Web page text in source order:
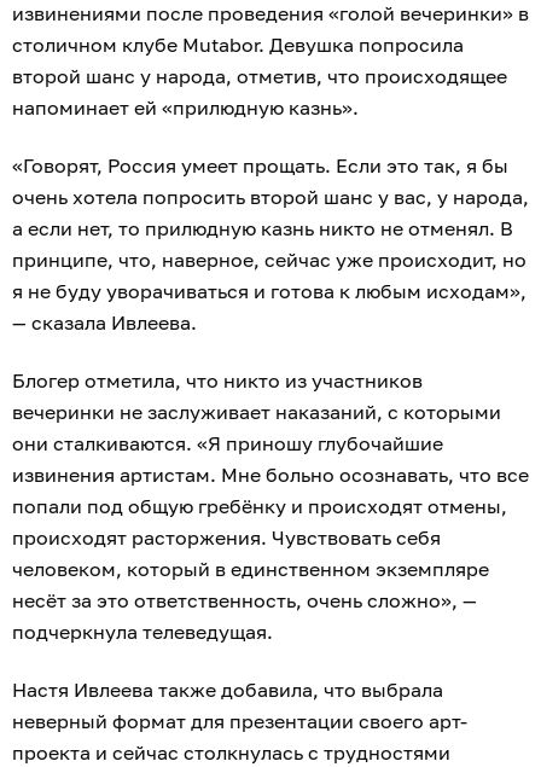
извинениями после проведения «голой вечеринки» в
столичном клубе Mutabor. Девушка попросила
второй шанс у народа, отметив, что происходящее
напоминает ей «прилюдную казнь».
«Говорят, Россия умеет прощать. Если это так, я бы
очень хотела попросить второй шанс у вас, у народа,
а если нет, то прилюдную казнь никто не отменял. В
принципе, что, наверное, сейчас уже происходит, но
я не буду уворачиваться и готова к любым исходам»,
— сказала Ивлеева.
Блогер отметила, что никто из участников
вечеринки не заслуживает наказаний, с которыми
они сталкиваются. «Я приношу глубочайшие
извинения артистам. Мне больно осознавать, что все
попали под общую гребёнку и происходят отмены,
происходят расторжения. Чувствовать себя
человеком, который в единственном экземпляре
несёт за это ответственность, очень сложно», —
подчеркнула телеведущая.
Настя Ивлеева также добавила, что выбрала
неверный формат для презентации своего арт-
проекта и сейчас столкнулась с трудностями